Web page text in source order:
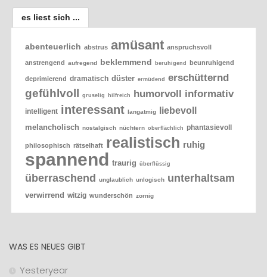
es liest sich ...
abenteuerlich abstrus amüsant anspruchsvoll
anstrengend aufregend beklemmend beruhigend beunruhigend
deprimierend dramatisch düster ermüdend erschütternd
gefühlvoll gruselig hilfreich humorvoll informativ
intelligent interessant langatmig liebevoll
melancholisch nostalgisch nüchtern oberflächlich phantasievoll
philosophisch rätselhaft realistisch ruhig
spannend traurig überflüssig
überraschend unglaublich unlogisch unterhaltsam
verwirrend witzig wunderschön zornig
WAS ES NEUES GIBT
Yesteryear